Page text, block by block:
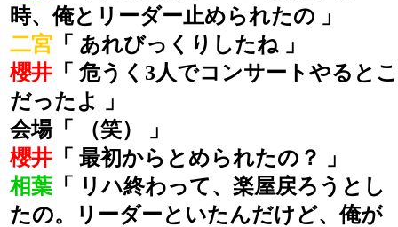
時、俺とリーダー止められたの 」
二宮 「 あれびっくりしたね 」
櫻井 「 危うく3人でコンサートやるとこ
だったよ 」
会場「 （笑） 」
櫻井 「 最初からとめられたの？ 」
相葉 「 リハ終わって、楽屋戻ろうとし
たの。リーダーといたんだけど、俺が